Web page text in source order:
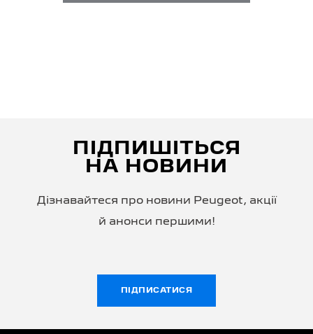
ПІДПИШІТЬСЯ
НА НОВИНИ
Дізнавайтеся про новини Peugeot, акції
й анонси першими!
ПІДПИСАТИСЯ